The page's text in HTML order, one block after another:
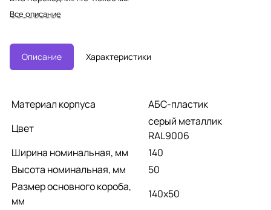
Все описание
Описание Характеристики
Материал корпуса
АБС-пластик
Цвет
серый металлик
RAL9006
Ширина номинальная, мм
140
Высота номинальная, мм
50
Размер основного короба,
мм
140х50